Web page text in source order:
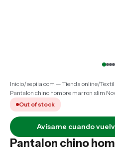
Inicio/sepiia.com — Tienda online/
Pantalon chino hombre marron slim
Out of stock
Avísame cuando
Pantalon chino